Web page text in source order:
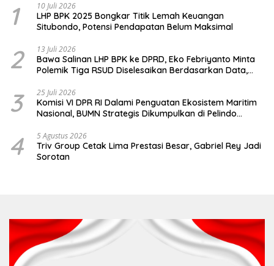
1 10 Juli 2026
LHP BPK 2025 Bongkar Titik Lemah Keuangan
Situbondo, Potensi Pendapatan Belum Maksimal
2 13 Juli 2026
Bawa Salinan LHP BPK ke DPRD, Eko Febriyanto Minta
Polemik Tiga RSUD Diselesaikan Berdasarkan Data,
3 25 Juli 2026
Komisi VI DPR RI Dalami Penguatan Ekosistem Maritim
Nasional, BUMN Strategis Dikumpulkan di Pelindo
4 5 Agustus 2026
Triv Group Cetak Lima Prestasi Besar, Gabriel Rey Jadi
Sorotan